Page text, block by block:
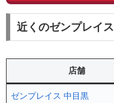
近くのゼンプレイス
店舗
ゼンプレイス 中目黒